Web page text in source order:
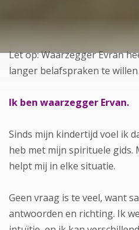
Let op: Waarzegger Evran
langer belafspraken te
Ik ben waarzegger Ervan.
Sinds mijn kindertijd voel ik
heb met mijn spirituele gids.
helpt mij in elke situatie.
Geen vraag is te veel, want
antwoorden en richting. Ik